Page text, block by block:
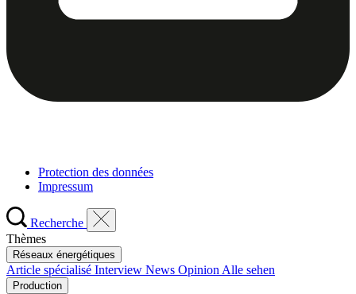
Protection des données
Impressum
Recherche
Thèmes
Réseaux énergétiques
Article spécialisé Interview News Opinion Alle sehen
Production